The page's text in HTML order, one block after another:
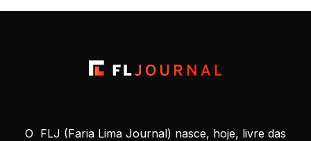
O FLJ (Faria Lima Journal) nasce, hoje, livre das